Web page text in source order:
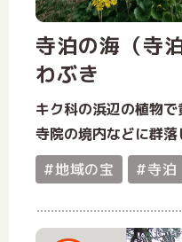
寺泊の海（寺
わぶき
キク科の浜辺の植物
寺院の境内などに群落
#地域の宝
#寺泊